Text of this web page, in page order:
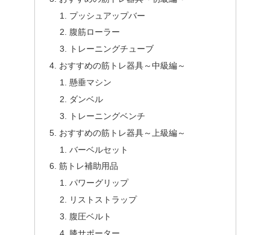
プッシュアップバー
腹筋ローラー
トレーニングチューブ
おすすめの筋トレ器具～中級編～
懸垂マシン
ダンベル
トレーニングベンチ
おすすめの筋トレ器具～上級編～
バーベルセット
筋トレ補助用品
パワーグリップ
リストストラップ
腹圧ベルト